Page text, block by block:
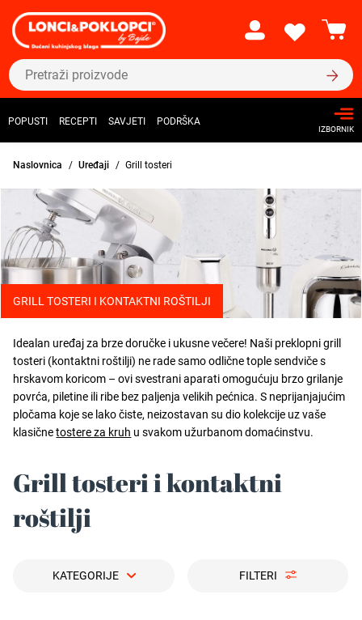
POPUSTI RECEPTI SAVJETI PODRŠKA
IZBORNIK
Naslovnica Uređaji Grill tosteri
GRILL TOSTERI I KONTAKTNI ROŠTILJI
Idealan uređaj za brze doručke i ukusne večere! Naši preklopni grill
tosteri (kontaktni roštilji) ne rade samo odlične tople sendviče s
hrskavom koricom – ovi svestrani aparati omogućuju brzo grilanje
povrća, piletine ili ribe bez paljenja velikih pećnica. S neprijanjajućim
pločama koje se lako čiste, neizostavan su dio kolekcije uz vaše
klasičnetostere za kruh u svakom užurbanom domaćinstvu.
Grill tosteri i kontaktni
roštilji
KATEGORIJE FILTERI